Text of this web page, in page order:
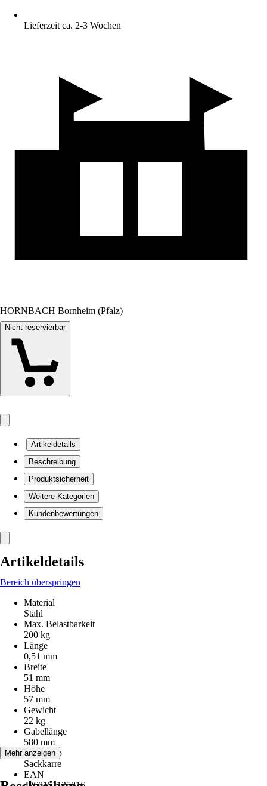
Lieferzeit ca. 2-3 Wochen
HORNBACH Bornheim (Pfalz)
Nicht reservierbar
Artikeldetails
Beschreibung
Produktsicherheit
Weitere Kategorien
Kundenbewertungen
Artikeldetails
Bereich überspringen
Material
Stahl
Max. Belastbarkeit
200 kg
Länge
0,51 mm
Breite
51 mm
Höhe
57 mm
Gewicht
22 kg
Gabellänge
580 mm
Artikeltyp
Sackkarre
EAN
Mehr anzeigen